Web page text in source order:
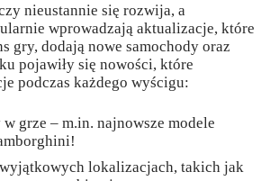
nieustannie się rozwija, a
wprowadzają aktualizacje, które
gry, dodają nowe samochody oraz
pojawiły się nowości, które
podczas każdego wyścigu:
grze – m.in. najnowsze modele
lokalizacjach, takich jak